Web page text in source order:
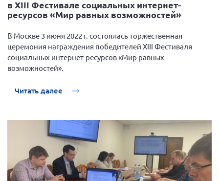
в XIII Фестивале социальных интернет-
ресурсов «Мир равных возможностей»
В Москве 3 июня 2022 г. состоялась торжественная
церемония награждения победителей XIII Фестиваля
социальных интернет-ресурсов «Мир равных
возможностей».
Читать далее